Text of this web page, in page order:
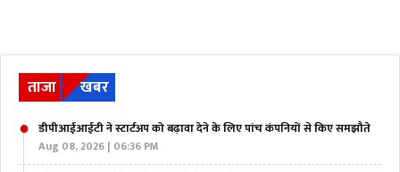
ताजा खबर
डीपीआईआईटी ने स्टार्टअप को बढ़ावा देने के लिए पांच कंपनियों से किए समझौते
Aug 08, 2026 | 06:36 PM